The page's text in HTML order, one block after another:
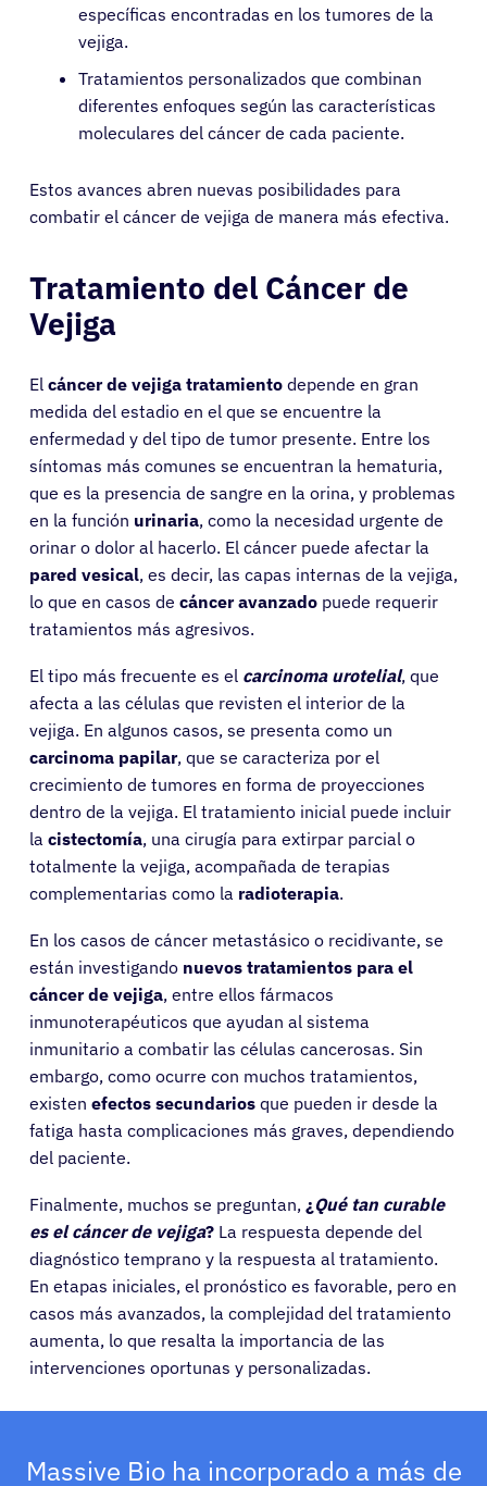
Pacientes
Soluciones
específicas encontradas en los tumores de la
vejiga.
Tratamientos personalizados que combinan
diferentes enfoques según las características
moleculares del cáncer de cada paciente.
Estos avances abren nuevas posibilidades para
combatir el cáncer de vejiga de manera más efectiva.
Tratamiento del Cáncer de
Vejiga
El cáncer de vejiga tratamiento depende en gran
medida del estadio en el que se encuentre la
enfermedad y del tipo de tumor presente. Entre los
síntomas más comunes se encuentran la hematuria,
que es la presencia de sangre en la orina, y problemas
en la función urinaria, como la necesidad urgente de
orinar o dolor al hacerlo. El cáncer puede afectar la
pared vesical, es decir, las capas internas de la vejiga,
lo que en casos de cáncer avanzado puede requerir
tratamientos más agresivos.
El tipo más frecuente es el carcinoma urotelial, que
afecta a las células que revisten el interior de la
vejiga. En algunos casos, se presenta como un
carcinoma papilar, que se caracteriza por el
crecimiento de tumores en forma de proyecciones
dentro de la vejiga. El tratamiento inicial puede incluir
la cistectomía, una cirugía para extirpar parcial o
totalmente la vejiga, acompañada de terapias
complementarias como la radioterapia.
En los casos de cáncer metastásico o recidivante, se
están investigando nuevos tratamientos para el
cáncer de vejiga, entre ellos fármacos
inmunoterapéuticos que ayudan al sistema
inmunitario a combatir las células cancerosas. Sin
embargo, como ocurre con muchos tratamientos,
existen efectos secundarios que pueden ir desde la
fatiga hasta complicaciones más graves, dependiendo
del paciente.
Finalmente, muchos se preguntan, ¿Qué tan curable
es el cáncer de vejiga? La respuesta depende del
diagnóstico temprano y la respuesta al tratamiento.
En etapas iniciales, el pronóstico es favorable, pero en
casos más avanzados, la complejidad del tratamiento
aumenta, lo que resalta la importancia de las
intervenciones oportunas y personalizadas.
Massive Bio ha incorporado a más de